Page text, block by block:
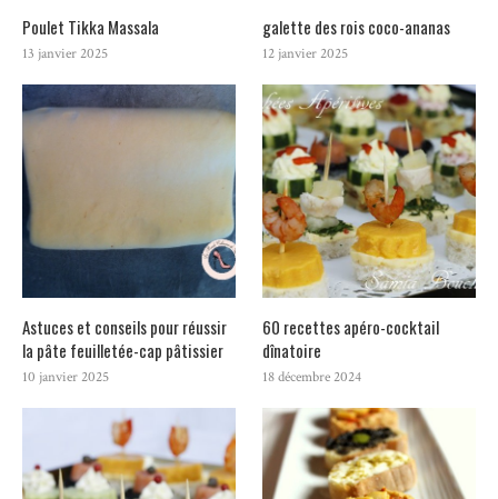
Poulet Tikka Massala
13 janvier 2025
galette des rois coco-ananas
12 janvier 2025
Astuces et conseils pour réussir
la pâte feuilletée-cap pâtissier
10 janvier 2025
60 recettes apéro-cocktail
dînatoire
18 décembre 2024